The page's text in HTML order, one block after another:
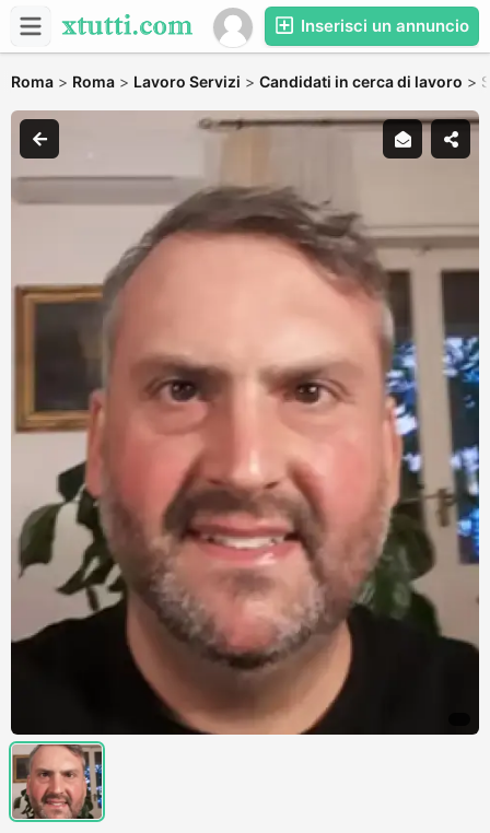
Inserisci un annuncio
Roma > Roma > Lavoro Servizi > Candidati in cerca di lavoro >